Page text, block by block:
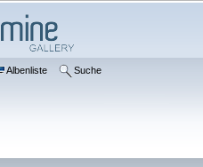
Albenliste Suche